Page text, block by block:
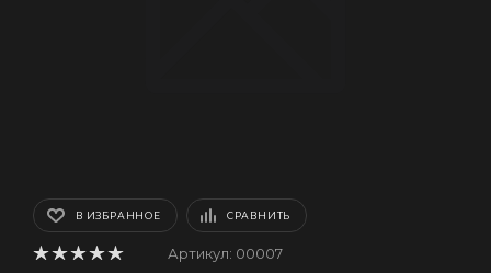
В ИЗБРАННОЕ СРАВНИТЬ
Артикул: 00007